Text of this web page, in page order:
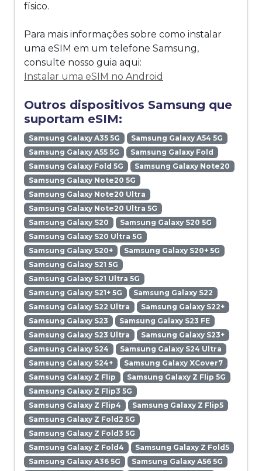
físico.
Para mais informações sobre como instalar
uma eSIM em um telefone Samsung,
consulte nosso guia aqui:
Instalar uma eSIM no Android
Outros dispositivos Samsung que
suportam eSIM:
Samsung Galaxy A35 5G
Samsung Galaxy A54 5G
Samsung Galaxy A55 5G
Samsung Galaxy Fold
Samsung Galaxy Fold 5G
Samsung Galaxy Note20
Samsung Galaxy Note20 5G
Samsung Galaxy Note20 Ultra
Samsung Galaxy Note20 Ultra 5G
Samsung Galaxy S20
Samsung Galaxy S20 5G
Samsung Galaxy S20 Ultra 5G
Samsung Galaxy S20+
Samsung Galaxy S20+ 5G
Samsung Galaxy S21 5G
Samsung Galaxy S21 Ultra 5G
Samsung Galaxy S21+ 5G
Samsung Galaxy S22
Samsung Galaxy S22 Ultra
Samsung Galaxy S22+
Samsung Galaxy S23
Samsung Galaxy S23 FE
Samsung Galaxy S23 Ultra
Samsung Galaxy S23+
Samsung Galaxy S24
Samsung Galaxy S24 Ultra
Samsung Galaxy S24+
Samsung Galaxy XCover7
Samsung Galaxy Z Flip
Samsung Galaxy Z Flip 5G
Samsung Galaxy Z Flip3 5G
Samsung Galaxy Z Flip4
Samsung Galaxy Z Flip5
Samsung Galaxy Z Fold2 5G
Samsung Galaxy Z Fold3 5G
Samsung Galaxy Z Fold4
Samsung Galaxy Z Fold5
Samsung Galaxy A36 5G
Samsung Galaxy A56 5G